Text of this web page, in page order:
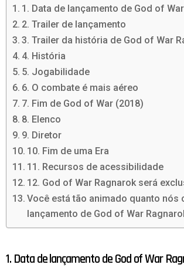
1. Data de lançamento de God of
2. Trailer de lançamento
3. Trailer da história de God of War
4. História
5. Jogabilidade
6. O combate é mais aéreo
7. Fim de God of War (2018)
8. Elenco
9. Diretor
10. Fim de uma Era
11. Recursos de acessibilidade
12. God of War Ragnarok será
Você está tão animado quanto nós
lançamento de God of War
1. Data de lançamento de God of War